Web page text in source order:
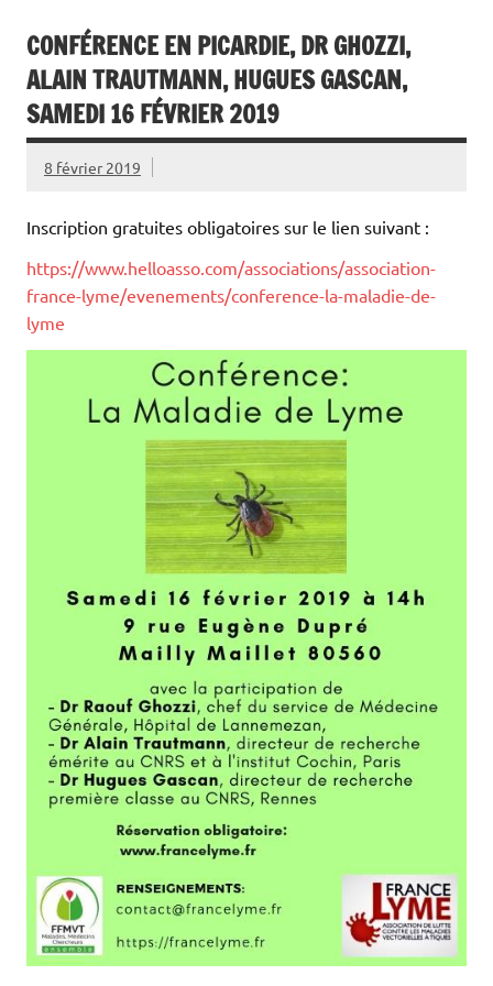
CONFÉRENCE EN PICARDIE, DR GHOZZI,
ALAIN TRAUTMANN, HUGUES GASCAN,
SAMEDI 16 FÉVRIER 2019
8 février 2019
Inscription gratuites obligatoires sur le lien suivant :
https://www.helloasso.com/associations/association-
france-lyme/evenements/conference-la-maladie-de-
lyme